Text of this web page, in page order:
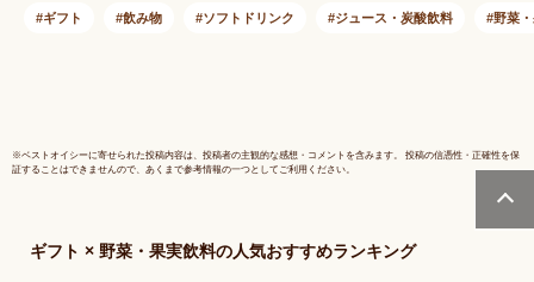
ギフト 瓶 高級 国産
ギフト 飲み物 ソフトドリンク ジュース・炭酸飲料 野菜
※ベストオイシーに寄せられた投稿内容は、投稿者の主観的な感想・コメントを含みます。 投稿の信憑性・正確性を保
証することはできませんので、あくまで参考情報の一つとしてご利用ください。
ギフト × 野菜・果実飲料の人気おすすめランキング